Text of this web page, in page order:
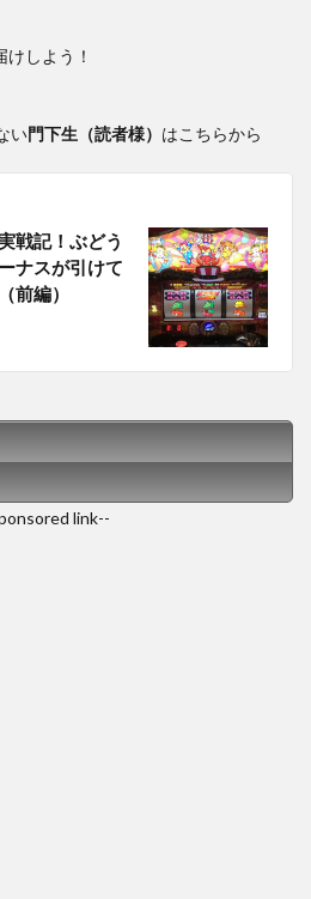
けしよう！
い門下生（読者様） はこちらから
戦記！ぶどう
ナスが引けて
前編）
link--